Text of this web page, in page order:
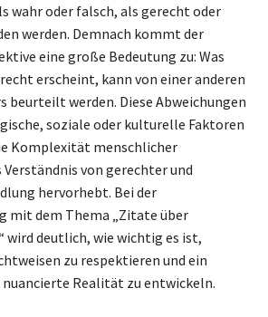
wahr oder falsch, als gerecht oder
werden. Demnach kommt der
eine große Bedeutung zu: Was
erscheint, kann von einer anderen
beurteilt werden. Diese Abweichungen
soziale oder kulturelle Faktoren
Komplexität menschlicher
von gerechter und
hervorhebt. Bei der
mit dem Thema „Zitate über
wird deutlich, wie wichtig es ist,
zu respektieren und ein
nuancierte Realität zu entwickeln.